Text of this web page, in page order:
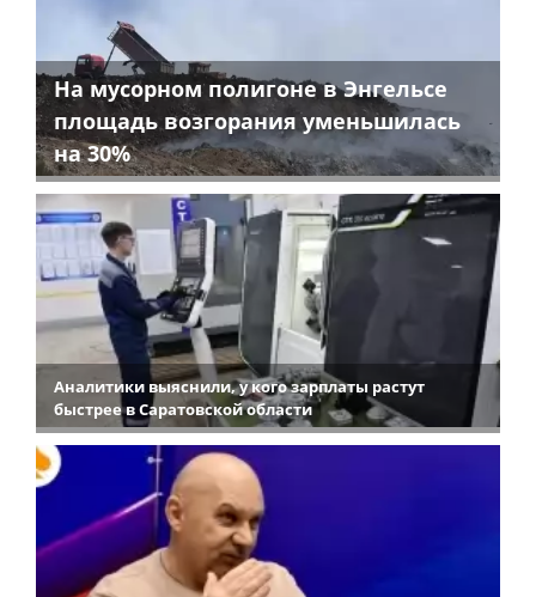
На мусорном полигоне в Энгельсе
площадь возгорания уменьшилась
на 30%
Аналитики выяснили, у кого зарплаты растут
быстрее в Саратовской области